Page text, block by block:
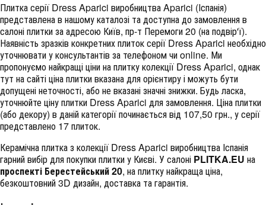
Плитка серії Dress Aparici виробництваAparici (Іспанія)
представлена в нашому каталозі та доступна до замовлення в
салоні плитки за адресою Київ, пр-т Перемоги 20 (на подвір'ї).
Наявність зразків конкретних плиток серії Dress Aparici необхідно
уточнювати у консультантів за телефоном чи online. Ми
пропонуємо найкращі ціни на плитку колекції Dress Aparici, однак
тут на сайті ціна плитки вказана для орієнтиру і можуть бути
допущені неточності, або не вказані значні знижки. Будь ласка,
уточнюйте ціну плитки Dress Aparici для замовлення. Ціна плитки
(або декору) в даній категорії починається від 107,50 грн., у серії
представлено 17 плиток.
Керамічна плитка з колекції Dress Aparici виробництва Іспанія
гарний вибір для покупки плитки у Києві. У салоні PLITKA.EU на
проспекті Берестейський 20, на плитку найкраща ціна,
безкоштовний 3D дизайн, доставка та гарантія.